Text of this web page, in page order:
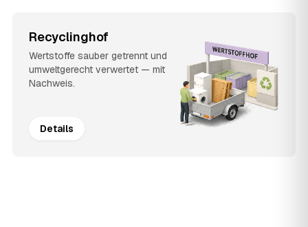
Recyclinghof
Wertstoffe sauber getrennt und
umweltgerecht verwertet — mit
Nachweis.
Details